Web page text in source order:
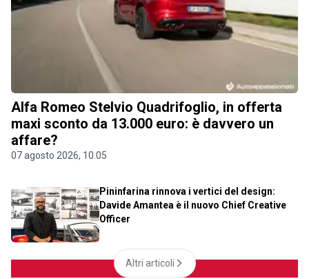
Alfa Romeo Stelvio Quadrifoglio, in offerta
maxi sconto da 13.000 euro: è davvero un
affare?
07 agosto 2026, 10.05
Pininfarina rinnova i vertici del design:
Davide Amantea è il nuovo Chief Creative
Officer
Altri articoli